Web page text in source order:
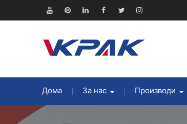
Прескокнете
до
YouTubePinterestЛинкедин
ФејсбукТвитерИнстаграм
Дома За нас Производи